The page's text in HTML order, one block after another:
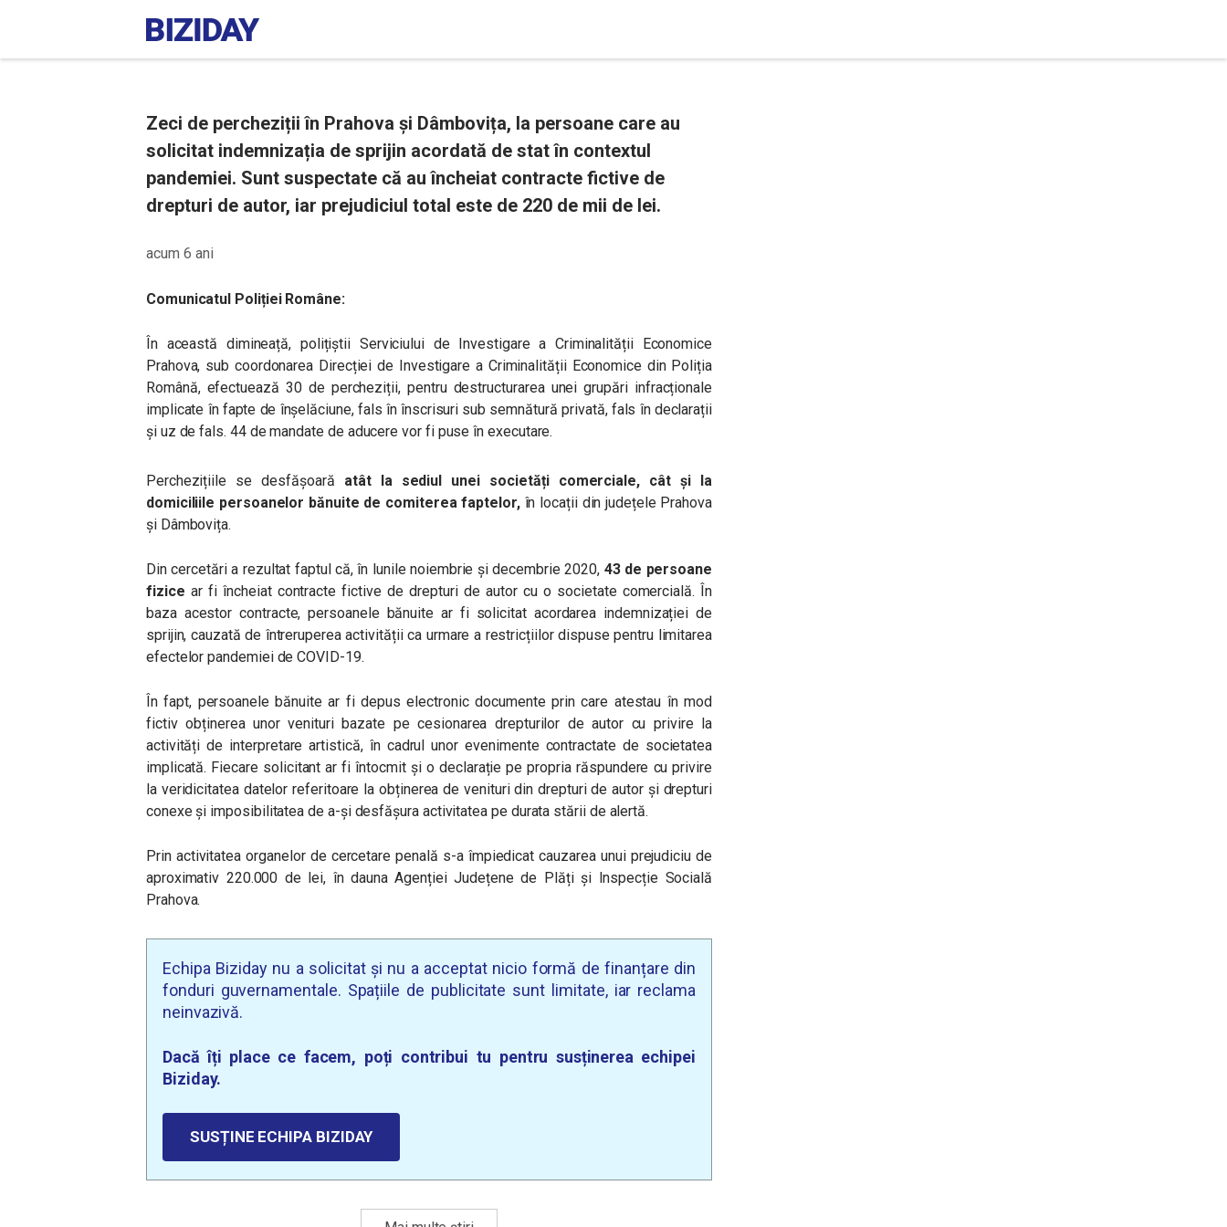
Zeci de percheziții în Prahova și Dâmbovița, la persoane care au
solicitat indemnizația de sprijin acordată de stat în contextul
pandemiei. Sunt suspectate că au încheiat contracte fictive de
drepturi de autor, iar prejudiciul total este de 220 de mii de lei.
acum 6 ani
Comunicatul Poliției Române:
În această dimineață, polițiștii Serviciului de Investigare a Criminalității Economice
Prahova, sub coordonarea Direcției de Investigare a Criminalității Economice din Poliția
Română, efectuează 30 de percheziții, pentru destructurarea unei grupări infracționale
implicate în fapte de înșelăciune, fals în înscrisuri sub semnătură privată, fals în declarații
și uz de fals. 44 de mandate de aducere vor fi puse în executare.
Perchezițiile se desfășoară atât la sediul unei societăți comerciale, cât și la
domiciliile persoanelor bănuite de comiterea faptelor,în locații din județele Prahova
și Dâmbovița.
Din cercetări a rezultat faptul că, în lunile noiembrie și decembrie 2020, 43 de persoane
fizice ar fi încheiat contracte fictive de drepturi de autor cu o societate comercială. În
baza acestor contracte, persoanele bănuite ar fi solicitat acordarea indemnizației de
sprijin, cauzată de întreruperea activității ca urmare a restricțiilor dispuse pentru limitarea
efectelor pandemiei de COVID-19.
În fapt, persoanele bănuite ar fi depus electronic documente prin care atestau în mod
fictiv obținerea unor venituri bazate pe cesionarea drepturilor de autor cu privire la
activități de interpretare artistică, în cadrul unor evenimente contractate de societatea
implicată. Fiecare solicitant ar fi întocmit și o declarație pe propria răspundere cu privire
la veridicitatea datelor referitoare la obținerea de venituri din drepturi de autor și drepturi
conexe și imposibilitatea de a-și desfășura activitatea pe durata stării de alertă.
Prin activitatea organelor de cercetare penală s-a împiedicat cauzarea unui prejudiciu de
aproximativ 220.000 de lei, în dauna Agenției Județene de Plăți și Inspecție Socială
Prahova.
Echipa Biziday nu a solicitat și nu a acceptat nicio formă de finanțare din
fonduri guvernamentale. Spațiile de publicitate sunt limitate, iar reclama
neinvazivă.
Dacă îți place ce facem, poți contribui tu pentru susținerea echipei
Biziday.
SUSȚINE ECHIPA BIZIDAY